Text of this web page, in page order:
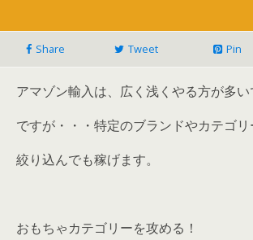
Share Tweet Pin
アマゾン輸入は、広く浅くやる方が多い
ですが・・・特定のブランドやカテゴリ
絞り込んでも稼げます。
おもちゃカテゴリーを攻める！